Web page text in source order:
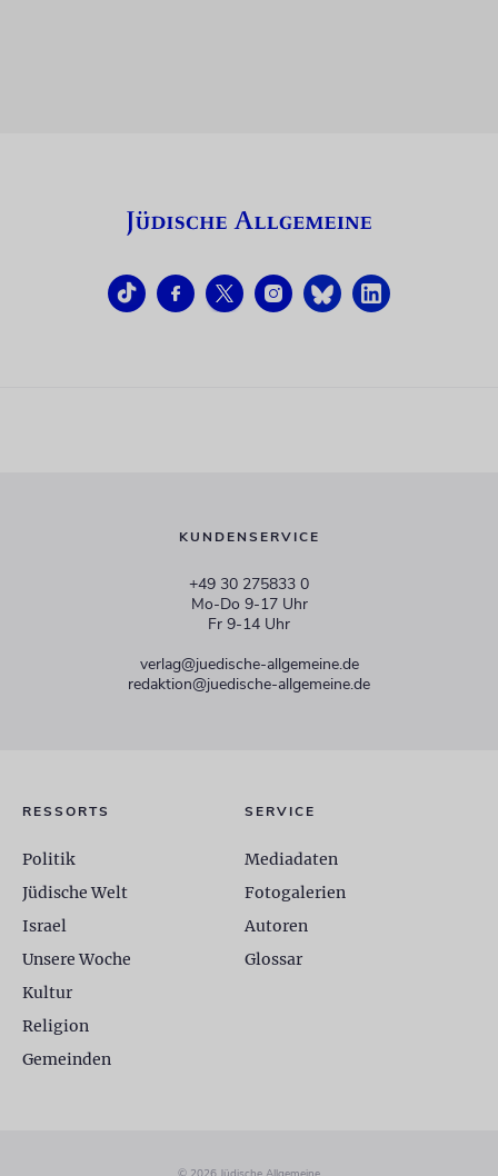
KUNDENSERVICE
+49 30 275833 0
Mo-Do 9-17 Uhr
Fr 9-14 Uhr
verlag@juedische-allgemeine.de
redaktion@juedische-allgemeine.de
RESSORTS
Politik
Jüdische Welt
Israel
Unsere Woche
Kultur
Religion
Gemeinden
SERVICE
Mediadaten
Fotogalerien
Autoren
Glossar